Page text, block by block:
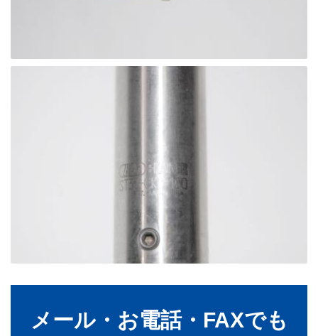
メール・お電話・FAXでも